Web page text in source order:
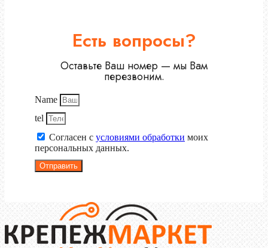
Есть вопросы?
Оставьте Ваш номер — мы Вам
перезвоним.
Name
tel
Согласен с условиями обработки моих
персональных данных.
Отправить